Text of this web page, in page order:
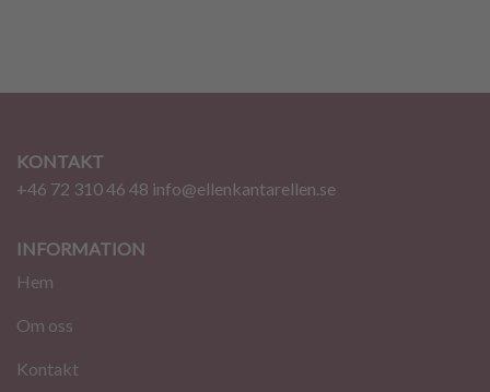
KONTAKT
+46 72 310 46 48 info@ellenkantarellen.se
INFORMATION
Hem
Om oss
Kontakt